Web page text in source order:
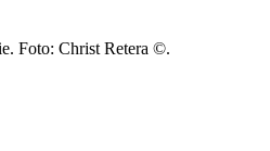
Foto: Christ Retera ©.